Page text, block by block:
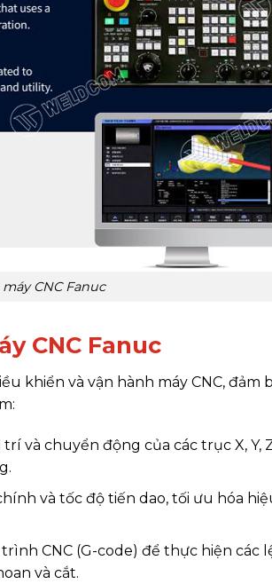
CNC Fanuc
CNC Fanuc
khiển và vận hành máy CNC, đảm
và chuyển động của các trục X, Y,
và tốc độ tiến dao, tối ưu hóa
CNC (G-code) để thực hiện các
và cắt.